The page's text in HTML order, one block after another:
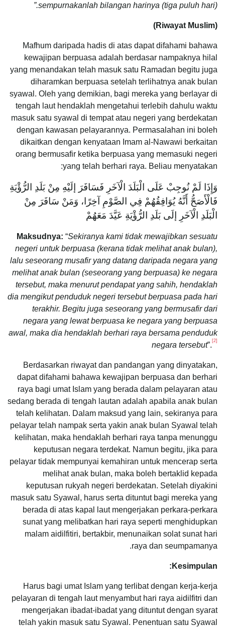
sempurnakanlah bilangan harinya (tiga puluh hari).”
(Riwayat Muslim)
Mafhum daripada hadis di atas dapat difahami bahawa
kewajipan berpuasa adalah berdasar nampaknya hilal
yang menandakan telah masuk satu Ramadan begitu juga
diharamkan berpuasa setelah terlihatnya anak bulan
syawal. Oleh yang demikian, bagi mereka yang berlayar di
tengah laut hendaklah mengetahui terlebih dahulu waktu
masuk satu syawal di tempat atau negeri yang berdekatan
dengan kawasan pelayarannya. Permasalahan ini boleh
dikaitkan dengan kenyataan Imam al-Nawawi berkaitan
orang bermusafir ketika berpuasa yang memasuki negeri
yang telah berhari raya. Beliau menyatakan:
وَإِذَا لَمْ نُوجِبْ عَلَى الْبَلَدَ الْآخَرِ فَسَافَرَ إلَيْهِ مِنْ بَلَدِ الرُّؤْيَةِ
فَالْأَصَحُّ أَنَّهُ يُوَافِقُهُمْ فِي الصَّوْمِ آخِرًا، وَمَنْ سَافَرَ مِنْ
الْبَلَدِ الْآخَرِ إلَى بَلَدِ الرُّؤْيَةِ عَيَّدَ مَعَهُمْ
Maksudnya: “Sekiranya kami tidak mewajibkan sesuatu
negeri untuk berpuasa (kerana tidak melihat anak bulan),
lalu seseorang musafir yang datang daripada negara yang
melihat anak bulan (seseorang yang berpuasa) ke negara
tersebut, maka menurut pendapat yang sahih, hendaklah
dia mengikut penduduk negeri tersebut berpuasa pada hari
terakhir. Begitu juga seseorang yang bermusafir dari
negara yang lewat berpuasa ke negara yang berpuasa
awal, maka dia hendaklah berhari raya bersama penduduk
negara tersebut”. [2]
Berdasarkan riwayat dan pandangan yang dinyatakan,
dapat difahami bahawa kewajipan berpuasa dan berhari
raya bagi umat Islam yang berada dalam pelayaran atau
sedang berada di tengah lautan adalah apabila anak bulan
telah kelihatan. Dalam maksud yang lain, sekiranya para
pelayar telah nampak serta yakin anak bulan Syawal telah
kelihatan, maka hendaklah berhari raya tanpa menunggu
keputusan negara terdekat. Namun begitu, jika para
pelayar tidak mempunyai kemahiran untuk mencerap serta
melihat anak bulan, maka boleh bertaklid kepada
keputusan rukyah negeri berdekatan. Setelah diyakini
masuk satu Syawal, harus serta dituntut bagi mereka yang
berada di atas kapal laut mengerjakan perkara-perkara
sunat yang melibatkan hari raya seperti menghidupkan
malam aidilfitiri, bertakbir, menunaikan solat sunat hari
raya dan seumpamanya.
Kesimpulan:
Harus bagi umat Islam yang terlibat dengan kerja-kerja
pelayaran di tengah laut menyambut hari raya aidilfitri dan
mengerjakan ibadat-ibadat yang dituntut dengan syarat
telah yakin masuk satu Syawal. Penentuan satu Syawal